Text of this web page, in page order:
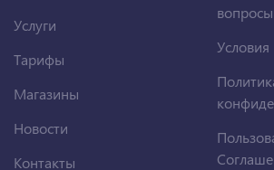
Услуги
Тарифы
Магазины
Новости
Контакты
вопросы
Условия